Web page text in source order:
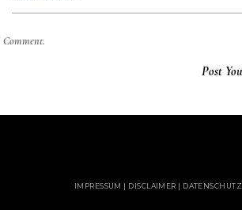
Comment.
IMPRESSUM | DISCLAIMER | DATENSCHUTZ